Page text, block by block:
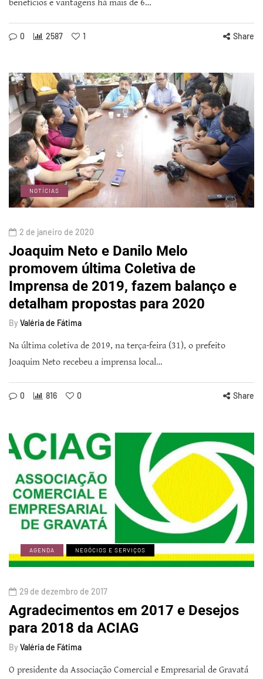
benefícios e vantagens há mais de 6…
0 2587 1 Share
NOTÍCIAS
2 de janeiro de 2020
Joaquim Neto e Danilo Melo
promovem última Coletiva de
Imprensa de 2019, fazem balanço e
detalham propostas para 2020
By Valéria de Fátima
Na última coletiva de 2019, na terça-feira (31), o prefeito
Joaquim Neto recebeu a imprensa local…
0 816 0 Share
AGENDA NEGÓCIOS E SERVIÇOS
29 de dezembro de 2017
Agradecimentos em 2017 e Desejos
para 2018 da ACIAG
By Valéria de Fátima
O presidente da Associação Comercial e Empresarial de Gravatá